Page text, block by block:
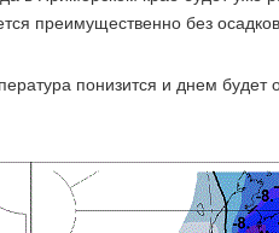
преимущественно без
понизится и днем будет